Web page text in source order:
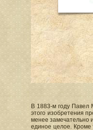
В 1883-м году Павел
этого изобретения
менее замечательно
единое целое. Кроме